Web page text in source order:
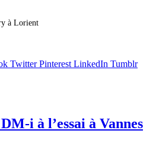
à Lorient
Twitter Pinterest LinkedIn Tumblr
i à l’essai à Vannes